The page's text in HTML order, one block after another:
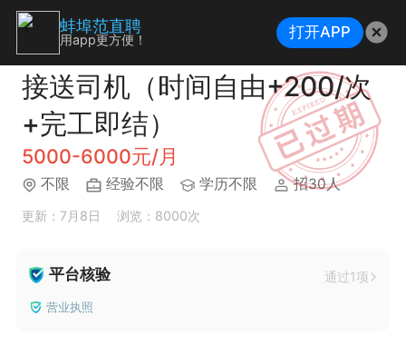
接送司机（时间自由+200/次
+完工即结）
5000-6000元/月
不限 经验不限 学历不限 招30人
更新：7月8日 浏览：8000次
平台核验 通过1项
营业执照
蚌埠范直聘
用app更方便！ 打开APP